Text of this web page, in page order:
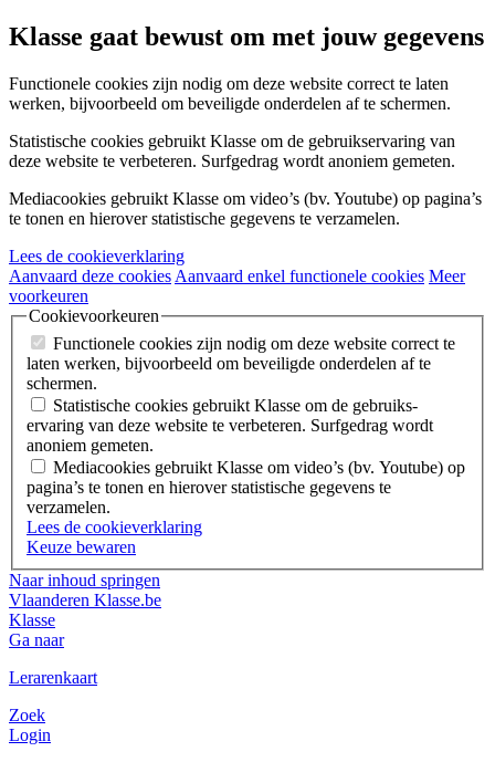
Klasse gaat bewust om met jouw gegevens
Functionele cookies zijn nodig om deze website correct te laten
werken, bijvoorbeeld om beveiligde onderdelen af te schermen.
Statistische cookies gebruikt Klasse om de gebruiks­ervaring van
deze website te verbeteren. Surfgedrag wordt anoniem gemeten.
Mediacookies gebruikt Klasse om video’s (bv. Youtube) op pagina’s
te tonen en hierover statistische gegevens te verzamelen.
Lees de cookieverklaring
Aanvaard deze cookies Aanvaard enkel functionele cookies Meer
voorkeuren
Cookievoorkeuren
Functionele cookies zijn nodig om deze website correct te
laten werken, bijvoorbeeld om beveiligde onderdelen af te
schermen.
Statistische cookies gebruikt Klasse om de gebruiks­
ervaring van deze website te verbeteren. Surfgedrag wordt
anoniem gemeten.
Mediacookies gebruikt Klasse om video’s (bv. Youtube) op
pagina’s te tonen en hierover statistische gegevens te
verzamelen.
Lees de cookieverklaring
Keuze bewaren
Naar inhoud springen
Vlaanderen Klasse.be
Klasse
Ga naar
Lerarenkaart
Zoek
Login